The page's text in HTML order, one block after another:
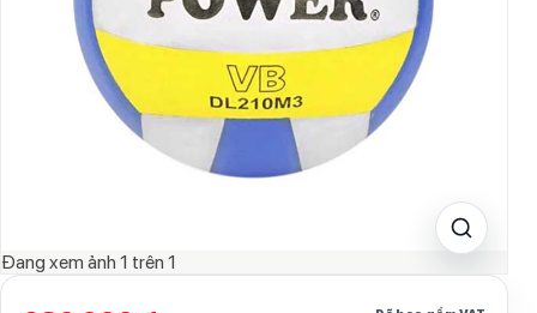
Đang xem ảnh 1 trên 1